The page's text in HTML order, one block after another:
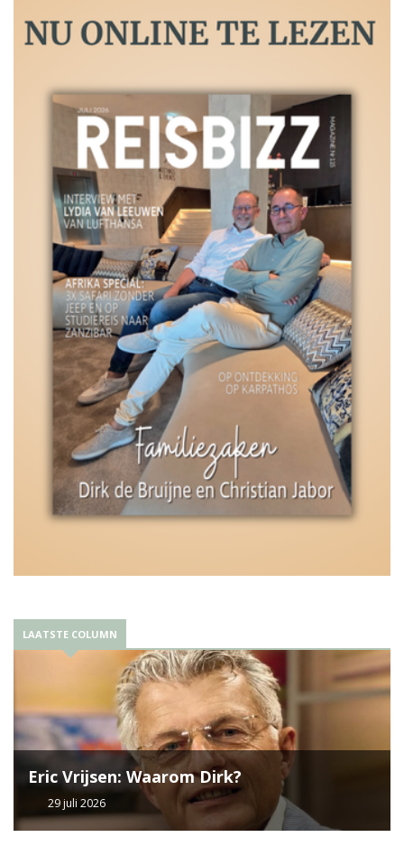
LAATSTE COLUMN
Eric Vrijsen: Waarom Dirk?
29 juli 2026